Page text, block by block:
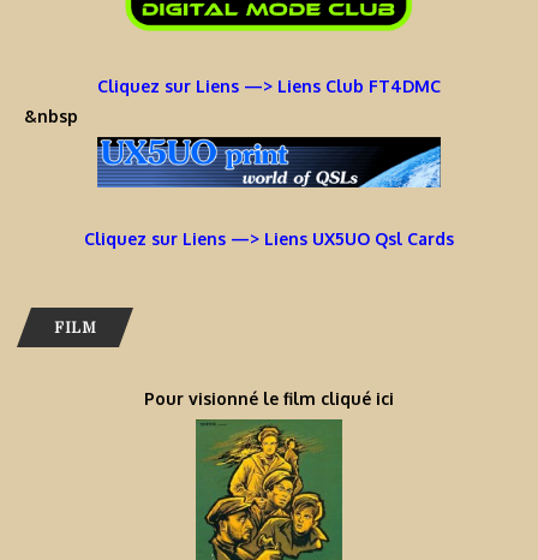
Cliquez sur Liens —> Liens Club FT4DMC
&nbsp
Cliquez sur Liens —> Liens UX5UO Qsl Cards
FILM
Pour visionné le film cliqué ici